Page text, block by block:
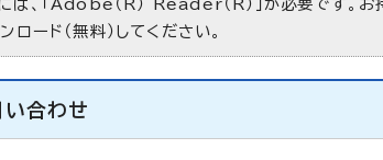
は、「Adobe（R） Reader（R）」が必要です。お
ロード（無料）してください。
い合わせ